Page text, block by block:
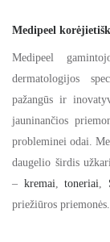
Medipeel
Medipeel
dermatologijos
pažangūs ir
jauninančios
probleminei odai.
daugelio širdis
– kremai,toneriai,
priežiūros priemonės.